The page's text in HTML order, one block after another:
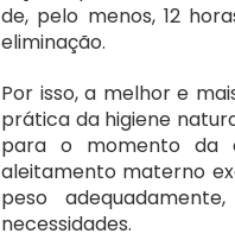
de, pelo menos, 12
eliminação.
Por isso, a melhor e
prática da higiene
para o momento da
aleitamento materno
peso
necessidades.